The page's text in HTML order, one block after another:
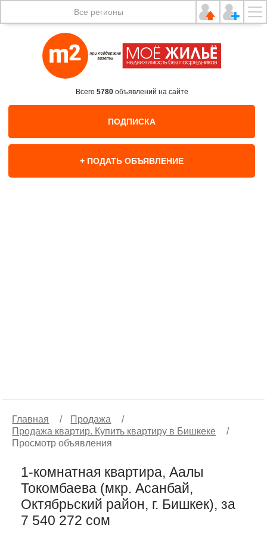
Все регионы
Всего 5780объявлений на сайте
ПОДПИСКА
+ ПОДАТЬ ОБЪЯВЛЕНИЕ
Главная / Продажа
/
Продажа квартир. Купить квартиру в Бишкеке
/
Просмотр объявления
1-комнатная квартира, Аалы
Токомбаева (мкр. Асанбай,
Октябрьский район, г. Бишкек), за
7 540 272 сом